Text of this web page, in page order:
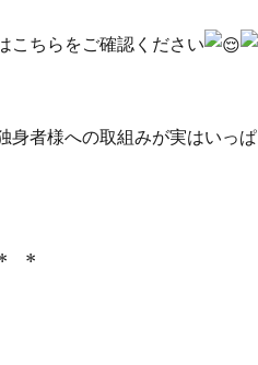
こちらをご確認ください
身者様への取組みが実はいっぱ
*